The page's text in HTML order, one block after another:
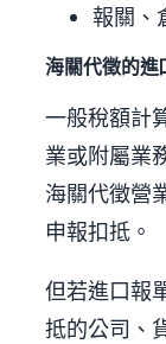
報關、
海關代徵的進
一般稅額計
業或附屬業
海關代徵營
申報扣抵。
但若進口報
抵的公司、